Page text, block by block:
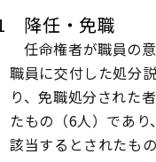
降任・免職
任命権者が職員の
職員に交付した処分
り、免職処分された
たもの（6人）であ
該当するとされたも